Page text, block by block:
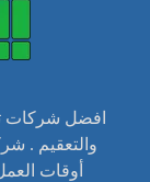
افضل شركات
أوقات العمل :